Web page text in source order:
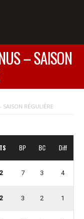
– SAISON
RÉGULIÈRE
BP BC Diff
2 7 3 4
2 3 2 1